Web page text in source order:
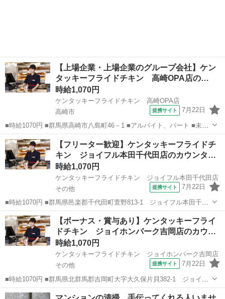
【上場企業・上場企業のグループ会社】ケン
タッキーフライドチキン 高崎OPA店の…
時給1,070円
ケンタッキーフライドチキン 高崎OPA店
高崎市
提携サイト 7月22日
■時給1070円 ■群馬県高崎市八島町46－1 ■アルバイト、パート ■未経
験歓迎、高校生OK、フリーター歓迎、ミドル（40代～）活躍中、エル
ダー（50代～）活躍中、シニア（60代～）活躍中、ボーナス・賞与あ
り、昇給あり、週...
群馬 高崎市 ファーストフード
【フリーター歓迎】ケンタッキーフライドチ
キン ジョイフル本田千代田店のカウンタ…
時給1,070円
ケンタッキーフライドチキン ジョイフル本田千代田店
その他
提携サイト 7月22日
■時給1070円 ■群馬県邑楽郡千代田町萱野813-1 ジョイフル本田千代
田店2Fフードコート内 ■アルバイト、パート ■未経験歓迎、高校生
OK、フリーター歓迎、ミドル（40代～）活躍中、エルダー（50代～）
活躍中、シニア（...
群馬 その他 ファーストフード
【ボーナス・賞与あり】ケンタッキーフライ
ドチキン ジョイホンパーク吉岡店のカウ…
時給1,070円
ケンタッキーフライドチキン ジョイホンパーク吉岡店
その他
提携サイト 7月22日
■時給1070円 ■群馬県北群馬郡吉岡町大字大久保片貝382-1 ジョイホ
ンパーク吉岡店 ■アルバイト、パート ■未経験歓迎、高校生OK、フリ
群馬 その他 ファーストフード